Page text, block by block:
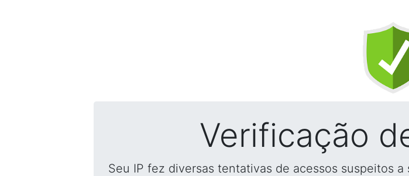
Verificação
Seu IP fez diversas tentativas de acessos suspeitos